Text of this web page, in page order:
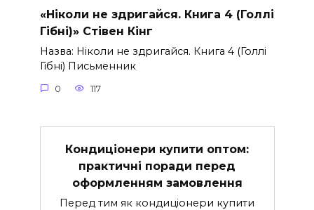
«Ніколи не здригайся. Книга 4 (Голлі
Гібні)» Стівен Кінг
Назва: Ніколи не здригайся. Книга 4 (Голлі
Гібні) Письменник
0 117
Кондиціонери купити оптом:
практичні поради перед
оформленням замовлення
Перед тим як кондиціонери купити